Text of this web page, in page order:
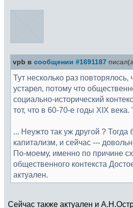
vpb в сообщении #1691187
Тут несколько раз повторялось,
устарел, потому что
социально-исторический
тот, что в 60-70-е годы XIX века.
... Неужто так уж другой ?
капитализм, и сейчас ---
По-моему, именно по причине
общественного контекста
актуален.
Сейчас также актуален и